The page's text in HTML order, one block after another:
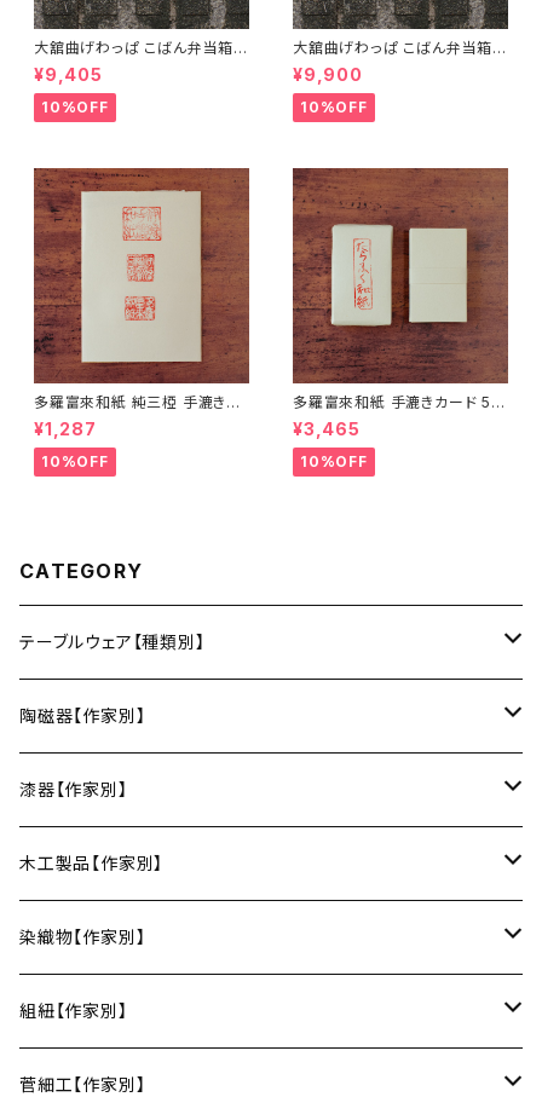
大舘曲げわっぱ こばん弁当箱
（小） りょうび庵 秋田県大舘市
【伝統的工芸品】【民藝品】【ギフ
ト プレゼント】【父の日 お誕生
日】
¥9,405
10%OFF
大舘曲げわっぱ こばん弁当箱
（中） りょうび庵 秋田県大舘市
【伝統的工芸品】【民藝品】【ギフ
ト プレゼント】【父の日 お誕生
日】
¥9,900
10%OFF
多羅富來和紙 純三椏 手漉き便
箋 10枚入り【伊予和紙】【愛媛県
四国中央市】【伝統工芸品】【民
藝品】【ギフト プレゼント】【父の
日 お誕生日】
¥1,287
10%OFF
多羅富來和紙 手漉きカード 50
枚入り【伊予和紙】【愛媛県四国
中央市】【伝統工芸品】【民藝品】
【ギフト プレゼント】【父の日 お
誕生日】
¥3,465
10%OFF
CATEGORY
テーブルウェア【種類別】
お皿
豆皿
丸皿
小鉢・中鉢・大鉢
小鉢
中鉢
ご飯茶碗
お椀・ボウル
お椀
丼
湯呑・カップ
マグカップ
酒器
陶磁器【作家別】
小春花窯（瀬戸焼／愛知）
HORITSUKE（瀬戸焼／愛知）
馬の目皿
AND C（瀬戸焼／愛知）
Trace Face（瀬戸焼／愛知）
m.m.d.（瀬戸焼／愛知）
漆器【作家別】
中田漆木（香川）
庵治漆 -AJIURUSHI
讃岐石地塗
erakko（京都）
suosikki（京都）
うるしおいしおはし
木工製品【作家別】
りょうび庵（曲げわっぱ／秋田）
erakko（木と漆／京都）
甲斐のぶお工房（竹のカトラリー／大分）
染織物【作家別】
藤本つむぎ工房（上田紬／長野）
巾着袋
清原遥（テキスタイル／滋賀）
組紐【作家別】
昇苑くみひも（京都）
菅細工【作家別】